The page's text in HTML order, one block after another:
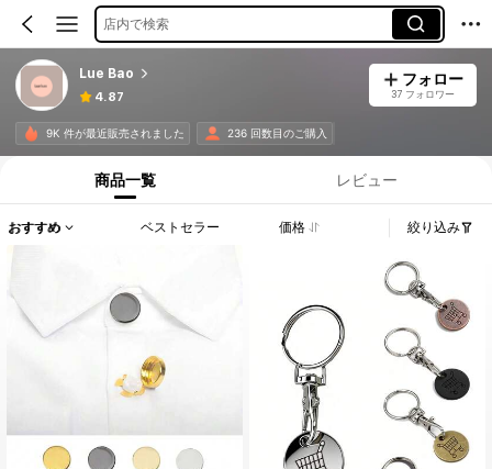
店内で検索
Lue Bao
4.87
フォロー
37 フォロワー
9K 件が最近販売されました 236 回数目のご購入
商品一覧 レビュー
おすすめ ベストセラー 価格 絞り込み